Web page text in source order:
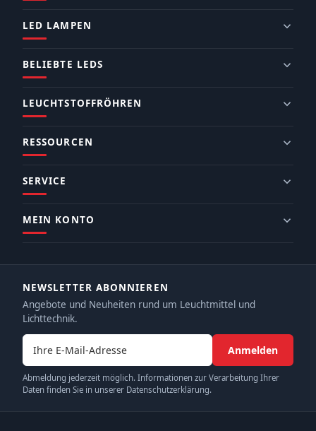
LED LAMPEN
BELIEBTE LEDS
LEUCHTSTOFFRÖHREN
RESSOURCEN
SERVICE
MEIN KONTO
NEWSLETTER ABONNIEREN
Angebote und Neuheiten rund um Leuchtmittel und
Lichttechnik.
E-Mail-Adresse
Anmelden
Abmeldung jederzeit möglich. Informationen zur Verarbeitung Ihrer
Daten finden Sie in unserer Datenschutzerklärung.